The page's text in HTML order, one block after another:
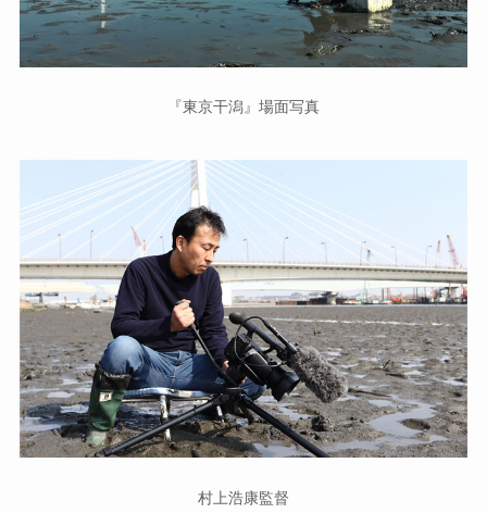
『東京干潟』場面写真
村上浩康監督